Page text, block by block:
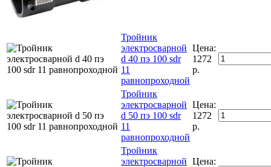
Тройник
электросварной
d 40 пэ 100 sdr
11
равнопроходной
Цена:
1272
р.
Тройник
электросварной
d 50 пэ 100 sdr
11
равнопроходной
Цена:
1272
р.
Тройник
электросварной Цена: